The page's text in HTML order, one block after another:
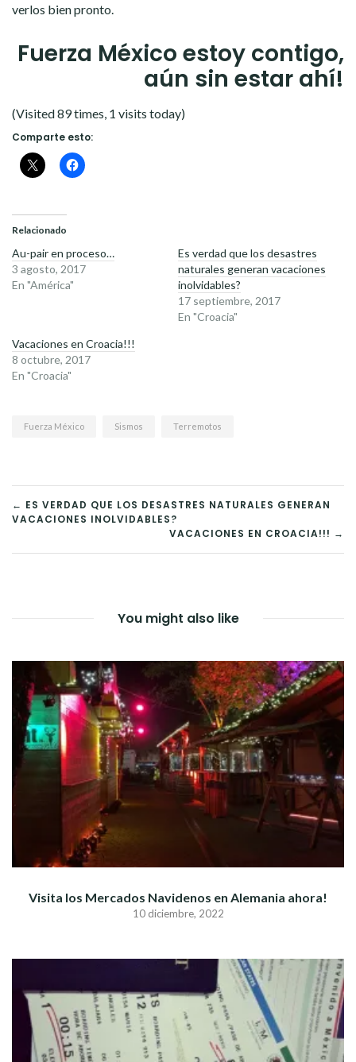
verlos bien pronto.
Fuerza México estoy contigo,
aún sin estar ahí!
(Visited 89 times, 1 visits today)
Comparte esto:
Relacionado
Au-pair en proceso…
3 agosto, 2017
En "América"
Es verdad que los desastres
naturales generan vacaciones
inolvidables?
17 septiembre, 2017
En "Croacia"
Vacaciones en Croacia!!!
8 octubre, 2017
En "Croacia"
Fuerza México Sismos Terremotos
NAVEGACIÓN
DE
← ES VERDAD QUE LOS DESASTRES NATURALES GENERAN
VACACIONES INOLVIDABLES?
VACACIONES EN CROACIA!!! →
You might also like
Visita los Mercados Navidenos en Alemania ahora!
10 diciembre, 2022